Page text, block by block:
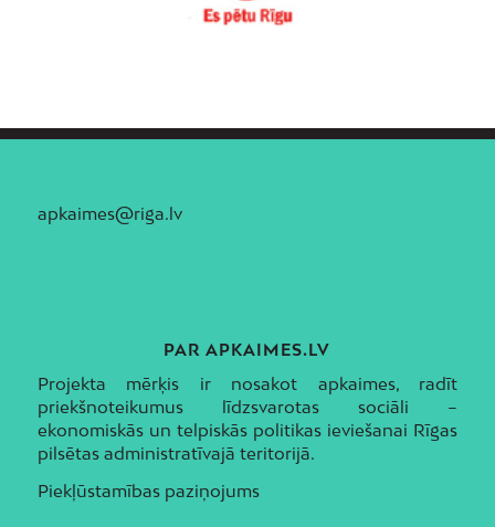
apkaimes@riga.lv
PAR APKAIMES.LV
Projekta mērķis ir nosakot apkaimes, radīt
priekšnoteikumus līdzsvarotas sociāli –
ekonomiskās un telpiskās politikas ieviešanai Rīgas
pilsētas administratīvajā teritorijā.
Piekļūstamības paziņojums